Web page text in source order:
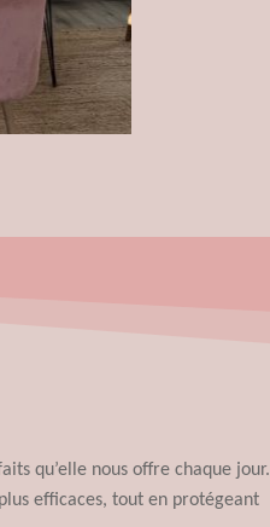
qu’elle nous offre chaque jour.
efficaces, tout en protégeant